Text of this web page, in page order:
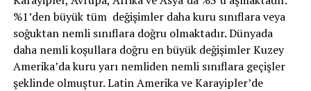
%1’den büyük tüm değişimler daha kuru sınıflara veya
soğuktan nemli sınıflara doğru olmaktadır. Dünyada
daha nemli koşullara doğru en büyük değişimler Kuzey
Amerika’da kuru yarı nemliden nemli sınıflara geçişler
şeklinde olmuştur. Latin Amerika ve Karayipler’de